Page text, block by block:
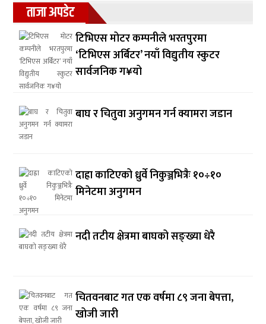
ताजा अपडेट
टिभिएस मोटर कम्पनीले भरतपुरमा
‘टिभिएस अर्बिटर’ नयाँ विद्युतीय स्कुटर
सार्वजनिक ग¥यो
बाघ र चितुवा अनुगमन गर्न क्यामरा जडान
दाह्रा काटिएको ध्रुर्वे निकुञ्जभित्रैः १०÷१०
मिनेटमा अनुगमन
नदी तटीय क्षेत्रमा बाघको सङ्ख्या धेरै
चितवनबाट गत एक वर्षमा ८९ जना बेपत्ता,
खोजी जारी